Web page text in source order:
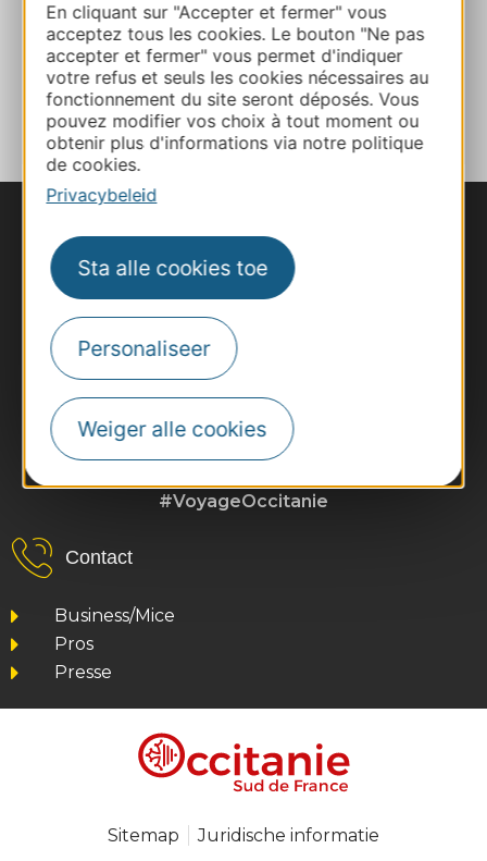
En cliquant sur "Accepter et fermer" vous
acceptez tous les cookies. Le bouton "Ne pas
accepter et fermer" vous permet d'indiquer
votre refus et seuls les cookies nécessaires au
fonctionnement du site seront déposés. Vous
pouvez modifier vos choix à tout moment ou
obtenir plus d'informations via notre politique
de cookies.
Privacybeleid
Sta alle cookies toe
Personaliseer
Weiger alle cookies
Facebook
TOEVOEGEN
AAN NOTITIEBOEKJE
#VoyageOccitanie
Contact
Business/Mice
Pros
Presse
Sitemap Juridische informatie